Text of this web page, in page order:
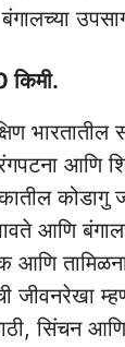
किमी.
भारतातील
आणि
कोडागु
आणि
आणि
जीवनरेखा
सिंचन